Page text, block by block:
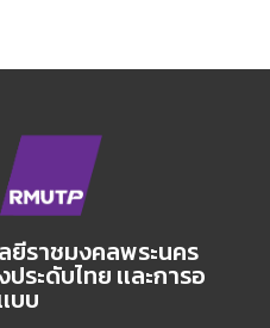
ยีราชมงคลพระนคร
ะดับไทย เเละการอ
บบ